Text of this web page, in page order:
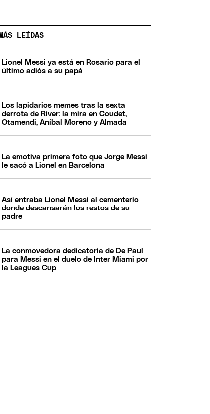
LEÍDAS
Lionel Messi ya está en Rosario para el
último adiós a su papá
Los lapidarios memes tras la sexta
derrota de River: la mira en Coudet,
Otamendi, Aníbal Moreno y Almada
La emotiva primera foto que Jorge Messi
le sacó a Lionel en Barcelona
Así entraba Lionel Messi al cementerio
donde descansarán los restos de su
padre
La conmovedora dedicatoria de De Paul
para Messi en el duelo de Inter Miami por
la Leagues Cup